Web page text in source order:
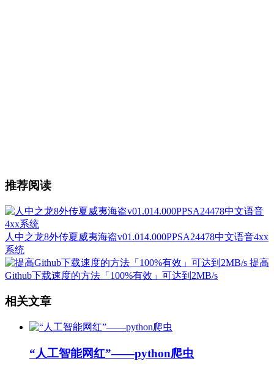
推荐阅读
人中之龙8外传夏威夷海盗v01.014.000PPSA24478中文语音4xx
系统
提高
Github下载速度的方法「100%有效」可达到2MB/s
相关文章
“人工智能网红”——python爬虫